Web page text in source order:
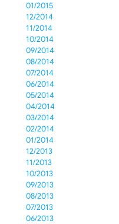
01/2015
12/2014
11/2014
10/2014
09/2014
08/2014
07/2014
06/2014
05/2014
04/2014
03/2014
02/2014
01/2014
12/2013
11/2013
10/2013
09/2013
08/2013
07/2013
06/2013